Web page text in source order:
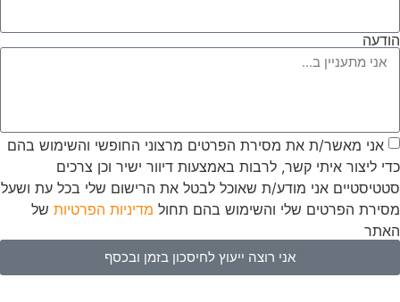
הודעה
אני מאשר/ת את מסירת הפרטים מרצוני החופשי והשימוש בהם
כדי ליצור איתי קשר, לרבות באמצעות דיוור ישיר וכן צרכים
סטטיסטיים אני מודע/ת שאוכל לבטל את הרישום שלי בכל עת ושעל
מסירת הפרטים שלי והשימוש בהם תחול מדיניות הפרטיות של
האתר
אני רוצה ייעוץ לחיסכון בזמן ובכסף